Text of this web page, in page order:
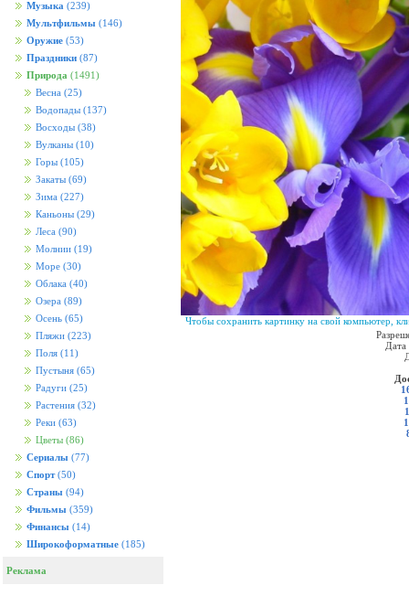
Музыка (239)
Мультфильмы (146)
Оружие (53)
Праздники (87)
Природа (1491)
Весна (25)
Водопады (137)
Восходы (38)
Вулканы (10)
Горы (105)
Закаты (69)
Зима (227)
Каньоны (29)
Леса (90)
Молнии (19)
Море (30)
Облака (40)
Озера (89)
Осень (65)
Пляжи (223)
Поля (11)
Пустыня (65)
Радуги (25)
Растения (32)
Реки (63)
Цветы (86)
Сериалы (77)
Спорт (50)
Страны (94)
Фильмы (359)
Финансы (14)
Широкоформатные (185)
Реклама
Чтобы сохранить картинку на свой компьютер,
Дата